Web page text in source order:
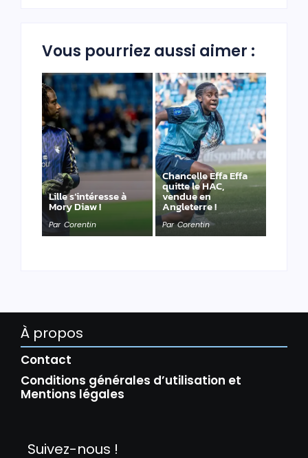
Vous pourriez aussi aimer :
Lille s’intéresse à
Mory Diaw !
Par Corentin
Chancelle Effa Effa
quitte le HAC,
vendue en
Angleterre !
Par Corentin
À propos
Contact
Conditions générales d’utilisation et
Mentions légales
Suivez-nous !